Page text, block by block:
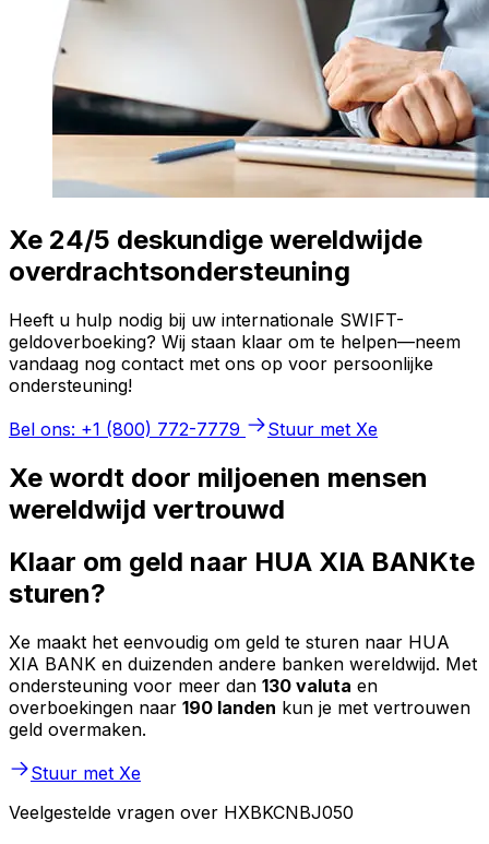
Xe 24/5 deskundige wereldwijde
overdrachtsondersteuning
Heeft u hulp nodig bij uw internationale SWIFT-
geldoverboeking? Wij staan klaar om te helpen—neem
vandaag nog contact met ons op voor persoonlijke
ondersteuning!
Bel ons: +1 (800) 772-7779
Stuur met Xe
Xe wordt door miljoenen mensen
wereldwijd vertrouwd
Klaar om geld naar HUA XIA BANKte
sturen?
Xe maakt het eenvoudig om geld te sturen naar HUA
XIA BANK en duizenden andere banken wereldwijd. Met
ondersteuning voor meer dan 130 valuta en
overboekingen naar 190 landen kun je met vertrouwen
geld overmaken.
Stuur met Xe
Veelgestelde vragen over HXBKCNBJ050